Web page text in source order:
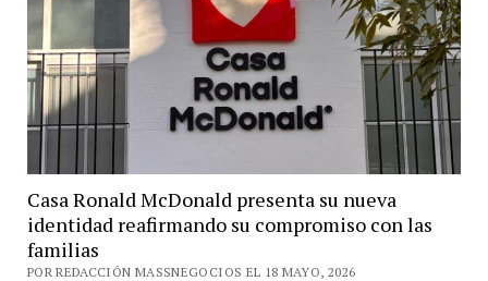
Casa Ronald McDonald presenta su nueva
identidad reafirmando su compromiso con las
familias
POR REDACCIÓN MASSNEGOCIOS EL 18 MAYO, 2026